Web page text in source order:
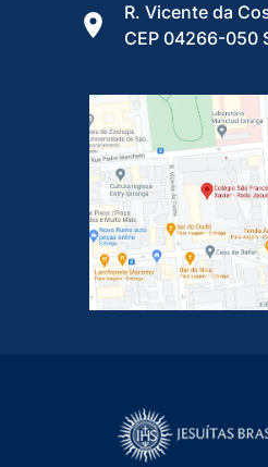
R. Vicente da
CEP 04266-050